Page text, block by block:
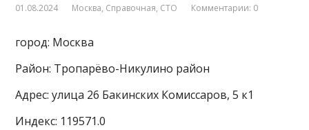
01.08.2024 Москва, Справочная, СТО Комментарии: 0
город: Москва
Район: Тропарёво-Никулино район
Адрес: улица 26 Бакинских Комиссаров, 5 к1
Индекс: 119571.0